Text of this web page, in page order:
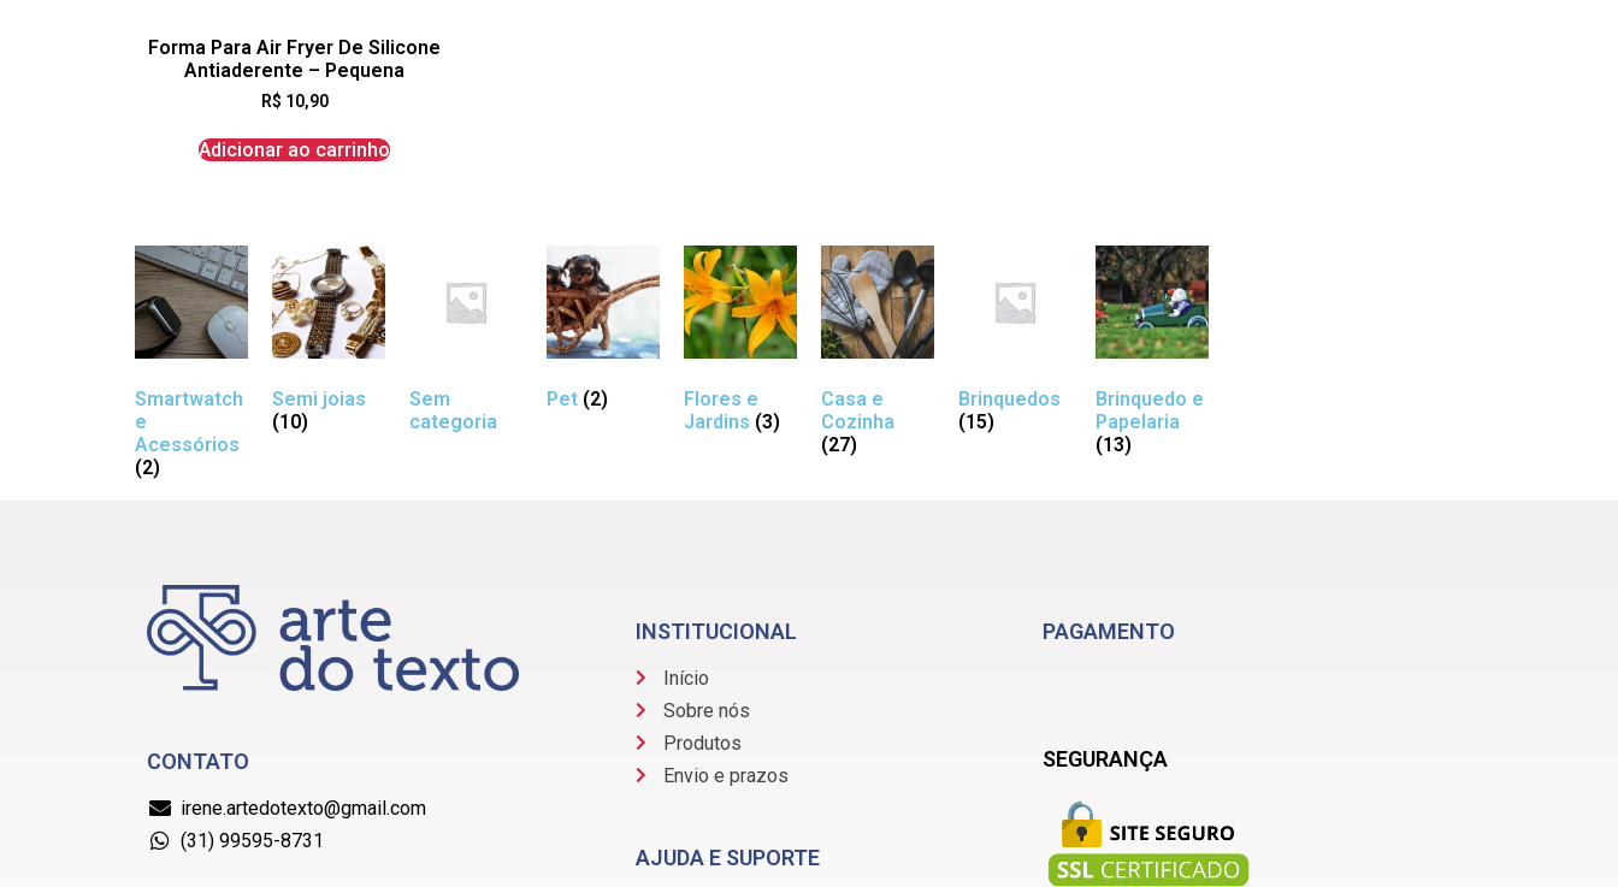
Forma Para Air Fryer De Silicone
Antiaderente – Pequena
R$ 10,90
Adicionar ao carrinho
Smartwatch
e
Acessórios
(2)
Semi joias
(10)
Sem
categoria
Pet (2)
Flores e
Jardins (3)
Casa e
Cozinha
(27)
Brinquedos
(15)
Brinquedo e
Papelaria
(13)
CONTATO
irene.artedotexto@gmail.com
(31) 99595-8731
INSTITUCIONAL
Início
Sobre nós
Produtos
Envio e prazos
AJUDA E SUPORTE
PAGAMENTO
SEGURANÇA